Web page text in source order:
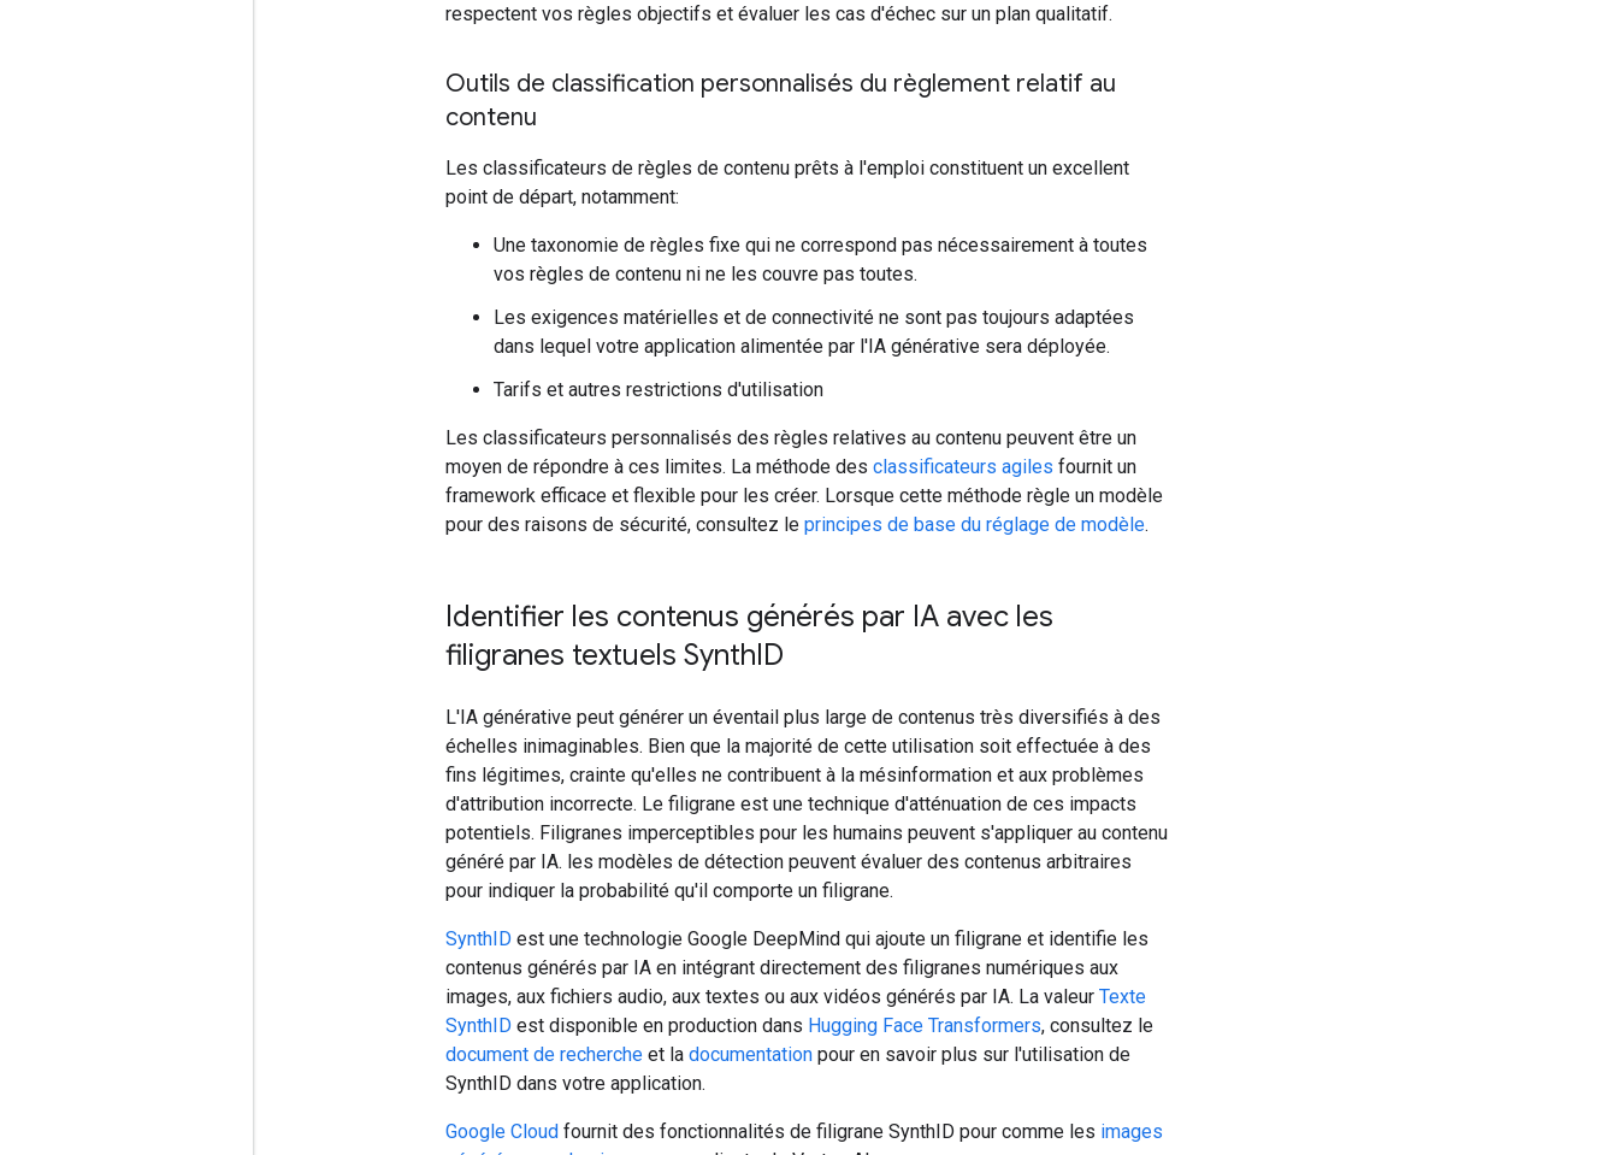
respectent vos règles objectifs et évaluer les cas d'échec sur un plan qualitatif.
Outils de classification personnalisés du règlement relatif au
contenu
Les classificateurs de règles de contenu prêts à l'emploi constituent un excellent
point de départ, notamment:
Une taxonomie de règles fixe qui ne correspond pas nécessairement à toutes
vos règles de contenu ni ne les couvre pas toutes.
Les exigences matérielles et de connectivité ne sont pas toujours adaptées
dans lequel votre application alimentée par l'IA générative sera déployée.
Tarifs et autres restrictions d'utilisation
Les classificateurs personnalisés des règles relatives au contenu peuvent être un
moyen de répondre à ces limites. La méthode des classificateurs agiles fournit un
framework efficace et flexible pour les créer. Lorsque cette méthode règle un modèle
pour des raisons de sécurité, consultez le principes de base du réglage de modèle.
Identifier les contenus générés par IA avec les
filigranes textuels SynthID
L'IA générative peut générer un éventail plus large de contenus très diversifiés à des
échelles inimaginables. Bien que la majorité de cette utilisation soit effectuée à des
fins légitimes, crainte qu'elles ne contribuent à la mésinformation et aux problèmes
d'attribution incorrecte. Le filigrane est une technique d'atténuation de ces impacts
potentiels. Filigranes imperceptibles pour les humains peuvent s'appliquer au contenu
généré par IA. les modèles de détection peuvent évaluer des contenus arbitraires
pour indiquer la probabilité qu'il comporte un filigrane.
SynthID est une technologie Google DeepMind qui ajoute un filigrane et identifie les
contenus générés par IA en intégrant directement des filigranes numériques aux
images, aux fichiers audio, aux textes ou aux vidéos générés par IA. La valeur Texte
SynthID est disponible en production dans Hugging Face Transformers, consultez le
document de recherche et la documentation pour en savoir plus sur l'utilisation de
SynthID dans votre application.
Google Cloud fournit des fonctionnalités de filigrane SynthID pour comme les images